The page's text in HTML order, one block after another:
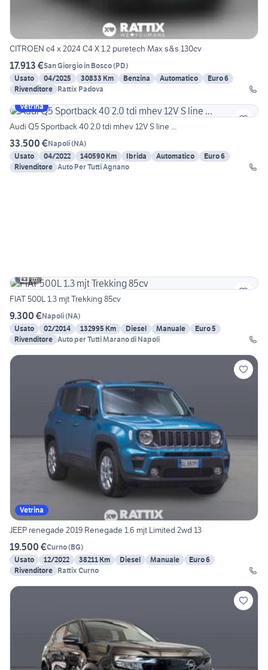
CITROEN c4 x 2024 C4 X 1.2 puretech Max s&s 130cv
17.913 €San Giorgio in Bosco(PD)
Usato
04/2025 30833 Km Benzina Automatico
Euro 6
Rivenditore Rattix Padova
Vetrina
Audi Q5 Sportback 40 2.0 tdi mhev 12V S line ...
33.500 €Napoli(NA)
Usato
04/2022 140590 Km Ibrida Automatico
Euro 6
Rivenditore Auto Per Tutti Agnano
16
FIAT 500L 1.3 mjt Trekking 85cv
9.300 €Napoli(NA)
Usato
02/2014 132995 Km Diesel Manuale
Euro 5
Rivenditore Auto per Tutti Marano di Napoli
Vetrina
JEEP renegade 2019 Renegade 1.6 mjt Limited 2wd 13
19.500 €Curno(BG)
Usato
12/2022 38211 Km Diesel Manuale
Euro 6
Rivenditore Rattix Curno